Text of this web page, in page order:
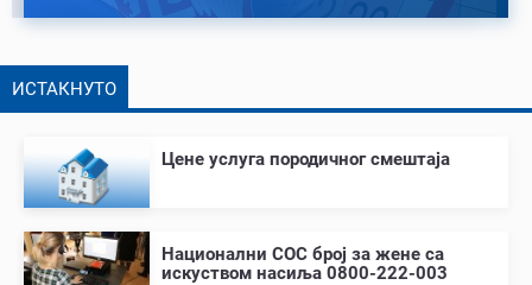
ИСТАКНУТО
Цене услуга породичног смештаја
Национални СОС број за жене са
искуством насиља 0800-222-003